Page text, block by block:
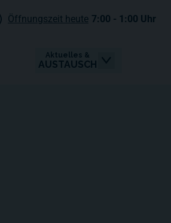
Aktuelles &
AUSTAUSCH
Öffnungszeit heute 7:00 - 1:00 Uhr